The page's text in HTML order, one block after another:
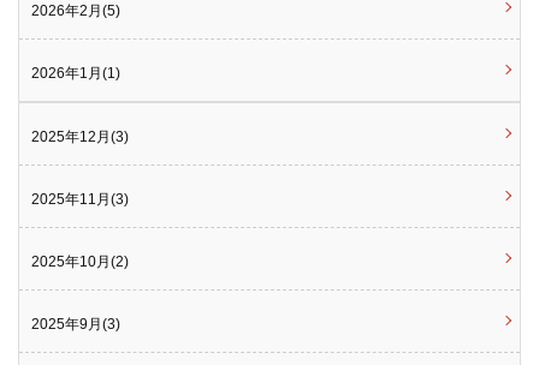
2026年2月(5)
2026年1月(1)
2025年12月(3)
2025年11月(3)
2025年10月(2)
2025年9月(3)